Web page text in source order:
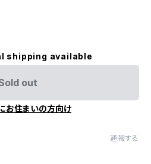
shipping available
out
お住まいの方向け
通報する